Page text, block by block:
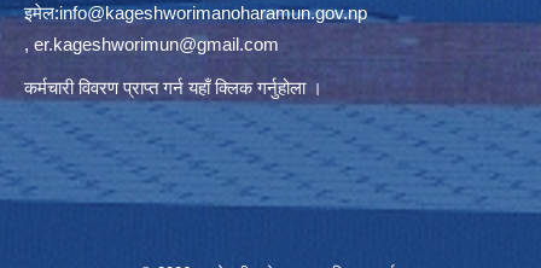
इमेल:info@kageshworimanoharamun.gov.np
, er.kageshworimun@gmail.com
कर्मचारी विवरण प्राप्त गर्नयहाँ क्लिकगर्नुहोला ।